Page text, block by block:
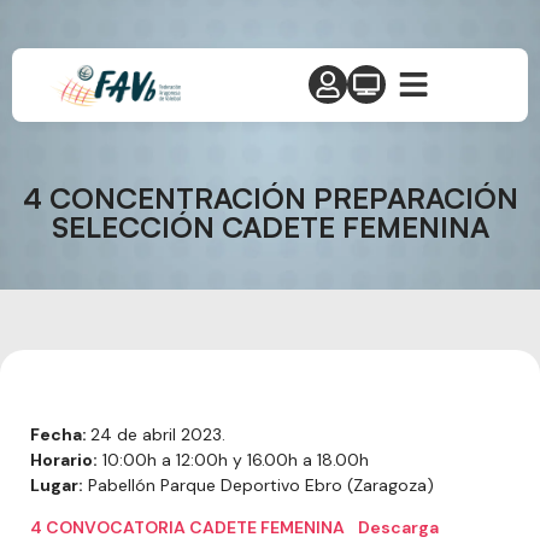
4 CONCENTRACIÓN PREPARACIÓN
SELECCIÓN CADETE FEMENINA
Fecha: 24 de abril 2023.
Horario: 10:00h a 12:00h y 16.00h a 18.00h
Lugar: Pabellón Parque Deportivo Ebro (Zaragoza)
4 CONVOCATORIA CADETE FEMENINA
Descarga